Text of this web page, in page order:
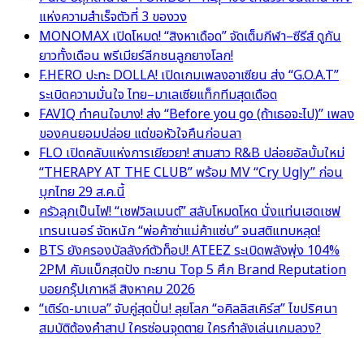
แห่งความสำเร็จตัวที่ 3 ของวง
MONOMAX เปิดโหมด! “สิงหาเดือด” จัดเต็มกีฬา–ซีรีส์ ดูกัน
ยาวทั้งเดือน พรีเมียร์ลีกชนลูกยางโลก!
F.HERO ปะทะ DOLLA! เปิดเกมเพลงอาเซียน ส่ง “G.O.A.T”
ระเบิดความมั่นใจ ไทย–มาเลเซียแท็กทีมสุดเดือด
FAVIQ ทำคนใจบาง! ส่ง “Before you go (ถ้าเธอจะไป)” เพลง
ของคนยอมปล่อย แต่ขอหัวใจคืนก่อนลา
FLO เปิดคลับแห่งการเยียวยา! สามสาว R&B ปล่อยอัลบั้มใหม่
“THERAPY AT THE CLUB” พร้อม MV “Cry Ugly” ก่อน
บุกไทย 29 ส.ค.นี้
ครัวลุกเป็นไฟ! “เชฟวิลเมนต์” สลับโหมดโหด นั่งแท่นเฮดเชฟ
เทรนเนอร์ จัดหนัก “พ่อค้าซ่าแม่ค้าแซ่บ” จนสติแทบหลุด!
BTS ยังครองบัลลังก์ตัวท็อป! ATEEZ ระเบิดพลังพุ่ง 104%
2PM คัมแบ็กสุดปัง ทะยาน Top 5 ศึก Brand Reputation
บอยกรุ๊ปเกาหลี สิงหาคม 2026
“เติร์ด-มาเบล” จับคู่สุดปั่น! ลุยโลก “อคิลลิสเคิร์ส” ไขปริศนา
สมบัติต้องคำสาป ใครซ่อนจุดตาย ใครกำลังเล่นเกมลวง?